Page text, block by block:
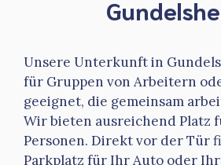
Unsere Unterkunft in
für Gruppen von Arbeitern
geeignet, die gemeinsam
Wir bieten ausreichend Platz
Personen. Direkt vor der Tür
Parkplatz für Ihr Auto oder